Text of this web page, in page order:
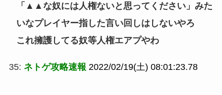
「▲▲な奴には人権ないと思ってください」みた
いなプレイヤー指した言い回しはしないやろ
これ擁護してる奴等人権エアプやわ
35: ネトゲ攻略速報 2022/02/19(土) 08:01:23.78